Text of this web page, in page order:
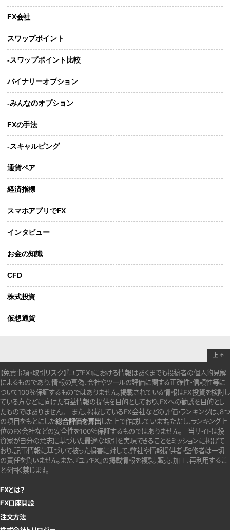
FX会社
スワップポイント
-スワップポイント比較
バイナリーオプション
-みんなのオプション
FXの手法
-スキャルピング
通貨ペア
経済指標
スマホアプリでFX
インタビュー
お金の知識
CFD
株式投資
仮想通貨
【免責事項・取引リスク】『ユアFX』における情報はあくまでも投稿者の個人的見解
によるものであり、情報の真偽、会社やツールの評価に関する正確性・信頼性等に
ついて100％保証するものではありません。掲載されている情報はFX投資を検討し
ている方などに向けた有益情報の提供を目的としており、FXへの勧誘を目的とし
たものではありません。 また、掲載しているFX会社などの評価・ランキングは、8つ
の項目をもとにした総合評価を算出 した上で作成しています。ただし、ランキング上
位のFX会社などの安全性を100％保証するものではありません。
当サイトは投
資家が自分の意志に基づいた最適な取引を実現できることをミッションに掲げて
おり、記事情報に基づいて被った損害に対して、弊社や情報提供者・監修者は一切
の責任を負いません。また、『ユアFX』の掲載情報を複製、販売、加工、再利用するこ
とを固く禁じます。
FXとは？
FX口座開設
注文方法
上 ↑